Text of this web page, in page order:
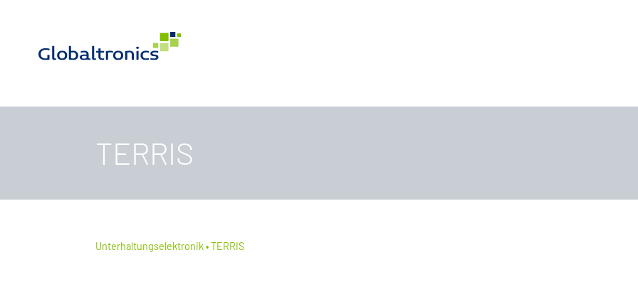
TERRIS
Unterhaltungselektronik TERRIS